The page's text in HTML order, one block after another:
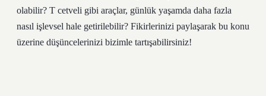
olabilir? T cetveli gibi araçlar, günlük yaşamda daha fazla
nasıl işlevsel hale getirilebilir? Fikirlerinizi paylaşarak bu konu
üzerine düşüncelerinizi bizimle tartışabilirsiniz!